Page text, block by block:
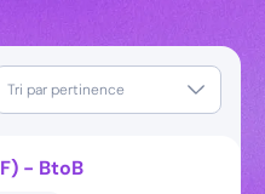
Tri par pertinence
- BtoB